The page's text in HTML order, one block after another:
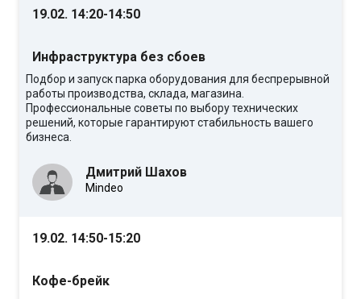
19.02. 14:20-14:50
Инфраструктура без сбоев
Подбор и запуск парка оборудования для беспрерывной
работы производства, склада, магазина.
Профессиональные советы по выбору технических
решений, которые гарантируют стабильность вашего
бизнеса.
Дмитрий Шахов
Mindeo
19.02. 14:50-15:20
Кофе-брейк